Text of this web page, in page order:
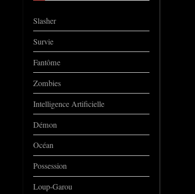
Trailers
Slasher
Survie
Fantôme
Zombies
Intelligence Artificielle
Démon
Océan
Possession
Loup-Garou